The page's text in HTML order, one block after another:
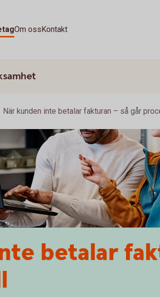
Om ossKontakt
När kunden inte betalar fakturan – så går
betalar